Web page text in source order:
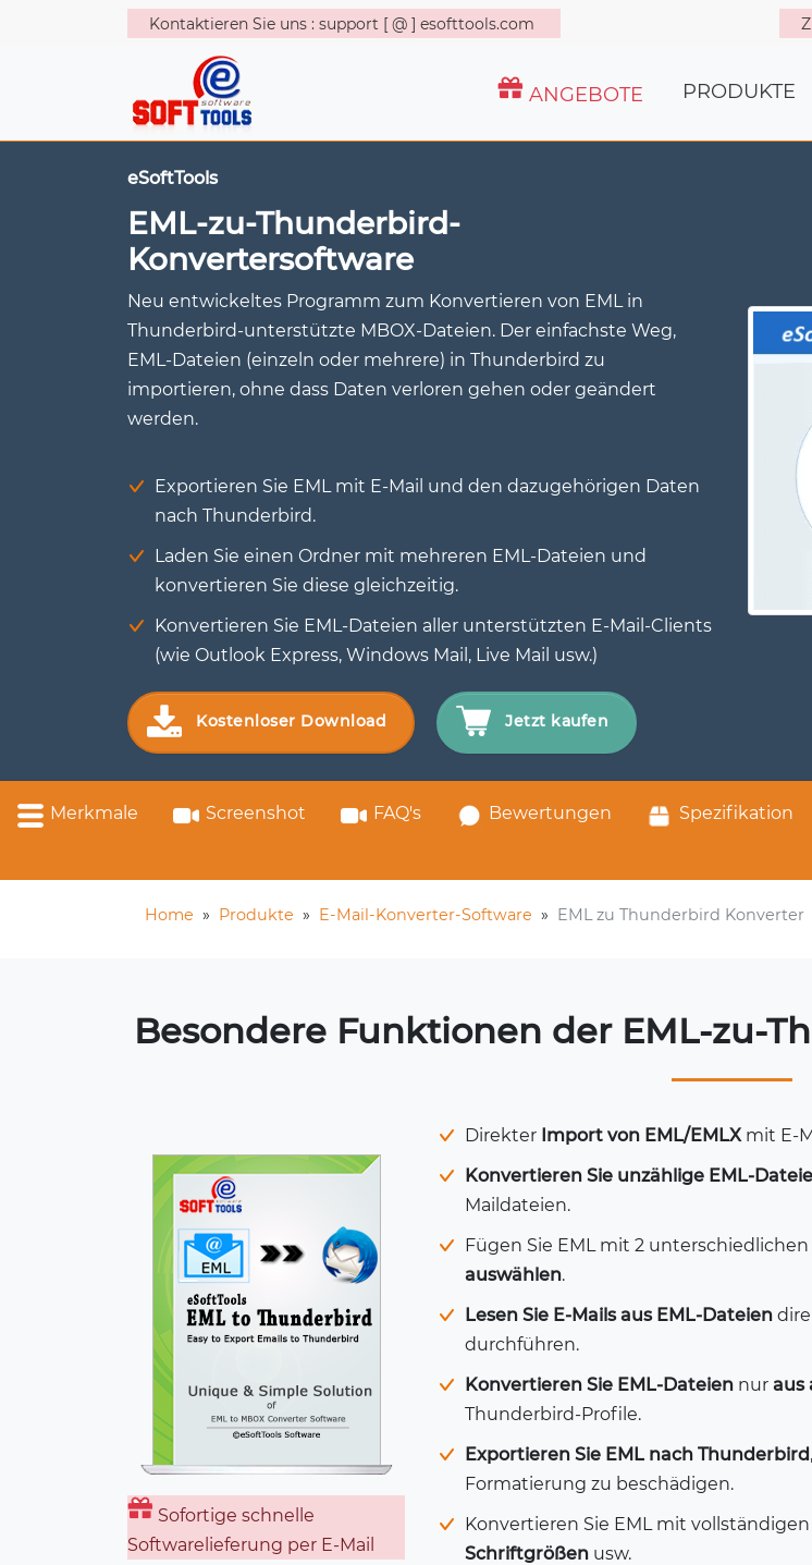
Kontaktieren Sie uns : support [ @ ] esofttools.com
ANGEBOTE PRODUKTE
eSoftTools
EML-zu-Thunderbird-
Konvertersoftware
Neu entwickeltes Programm zum Konvertieren von EML in
Thunderbird-unterstützte MBOX-Dateien. Der einfachste Weg,
EML-Dateien (einzeln oder mehrere) in Thunderbird zu
importieren, ohne dass Daten verloren gehen oder geändert
werden.
Exportieren Sie EML mit E-Mail und den dazugehörigen Daten
nach Thunderbird.
Laden Sie einen Ordner mit mehreren EML-Dateien und
konvertieren Sie diese gleichzeitig.
Konvertieren Sie EML-Dateien aller unterstützten E-Mail-Clients
(wie Outlook Express, Windows Mail, Live Mail usw.)
Kostenloser Download Jetzt kaufen
Merkmale Screenshot FAQ's Bewertungen Spezifikation
Home » Produkte » E-Mail-Konverter-Software » EML zu Thunderbird Konverter
Besondere Funktionen der EML-zu-
Sofortige schnelle
Softwarelieferung per E-Mail
Direkter Import von EML/EMLXmit E-
Konvertieren Sie unzählige EML-
Maildateien.
Fügen Sie EML mit 2
auswählen.
Lesen Sie E-Mails aus EML-Dateien
durchführen.
Konvertieren Sie EML-Dateien nur aus
Thunderbird-Profile.
Exportieren Sie EML nach Thunderbird
Formatierung zu beschädigen.
Konvertieren Sie EML mit
Schriftgrößen usw.